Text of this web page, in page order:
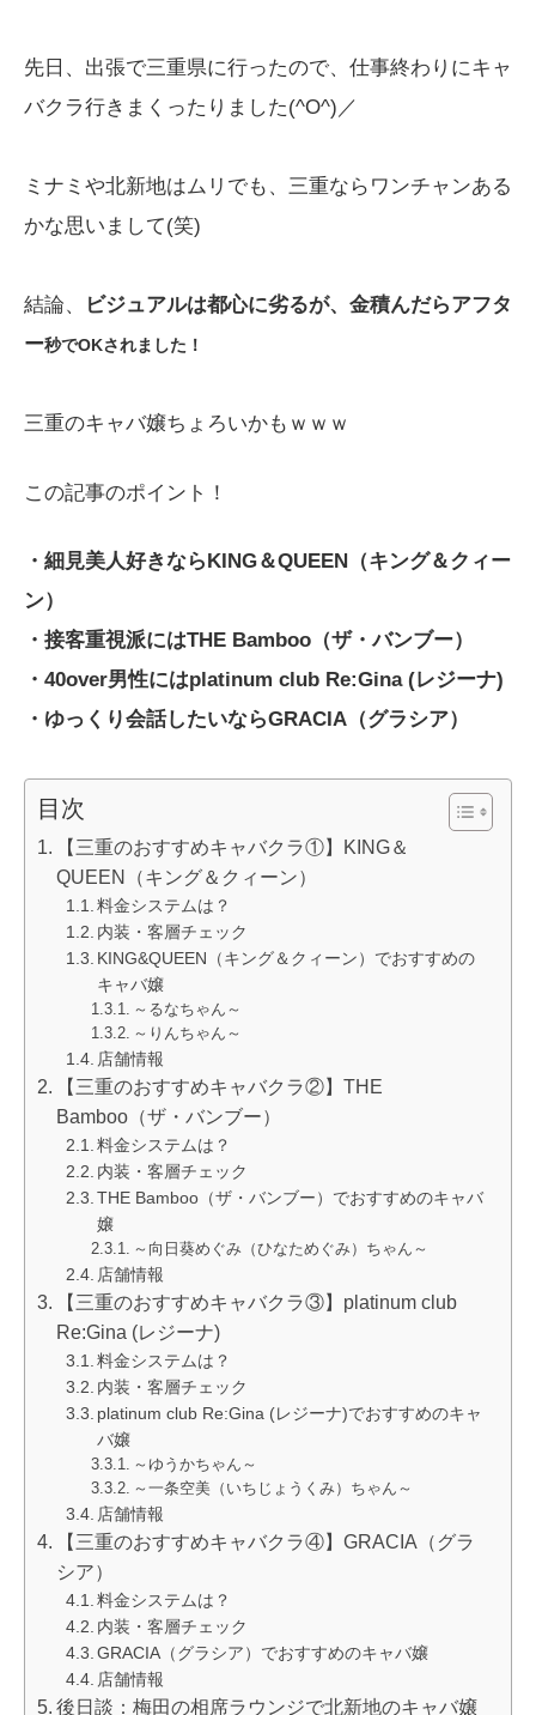
先日、出張で三重県に行ったので、仕事終わりにキャ
バクラ行きまくったりました(^O^)／
ミナミや北新地はムリでも、三重ならワンチャンある
かな思いまして(笑)
結論、
ビジュアルは都心に劣るが、金積んだらアフタ
ー秒でOKされました！
三重のキャバ嬢ちょろいかもｗｗｗ
この記事のポイント！
・細見美人好きならKING＆QUEEN（キング＆クィー
ン）
・接客重視派にはTHE Bamboo（ザ・バンブー）
・40over男性にはplatinum club Re:Gina (レジーナ)
・ゆっくり会話したいならGRACIA（グラシア）
目次
【三重のおすすめキャバクラ①】KING＆
QUEEN（キング＆クィーン）
料金システムは？
内装・客層チェック
KING&QUEEN（キング＆クィーン）でおすすめの
キャバ嬢
～るなちゃん～
～りんちゃん～
店舗情報
【三重のおすすめキャバクラ②】THE
Bamboo（ザ・バンブー）
料金システムは？
内装・客層チェック
THE Bamboo（ザ・バンブー）でおすすめのキャバ
嬢
～向日葵めぐみ（ひなためぐみ）ちゃん～
店舗情報
【三重のおすすめキャバクラ③】platinum club
Re:Gina (レジーナ)
料金システムは？
内装・客層チェック
platinum club Re:Gina (レジーナ)でおすすめのキャ
バ嬢
～ゆうかちゃん～
～一条空美（いちじょうくみ）ちゃん～
店舗情報
【三重のおすすめキャバクラ④】GRACIA（グラ
シア）
料金システムは？
内装・客層チェック
GRACIA（グラシア）でおすすめのキャバ嬢
店舗情報
後日談：梅田の相席ラウンジで北新地のキャバ嬢